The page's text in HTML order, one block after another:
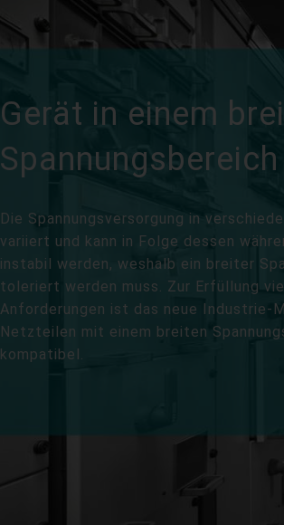
Gerät in einem
Die Spannungsversorgung in
variiert und kann in Folge dessen
instabil werden, weshalb ein breiter
toleriert werden muss. Zur Erfüllung
Anforderungen ist das neue Industrie-
Netzteilen mit einem breiten
kompatibel.